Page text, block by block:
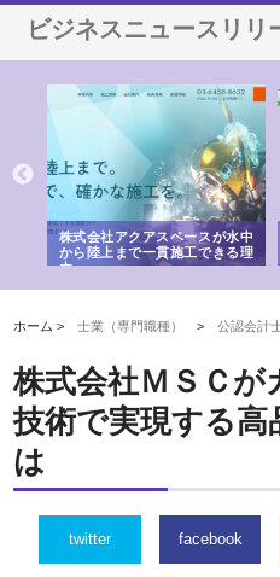
ビジネスニュースリリ
株式会社アクアスペースが水中
から陸上まで一貫施工できる理
由
ホーム >士業（専門職種） >公認会計
株式会社ＭＳＣが
技術で実現する高
は
twitter facebook